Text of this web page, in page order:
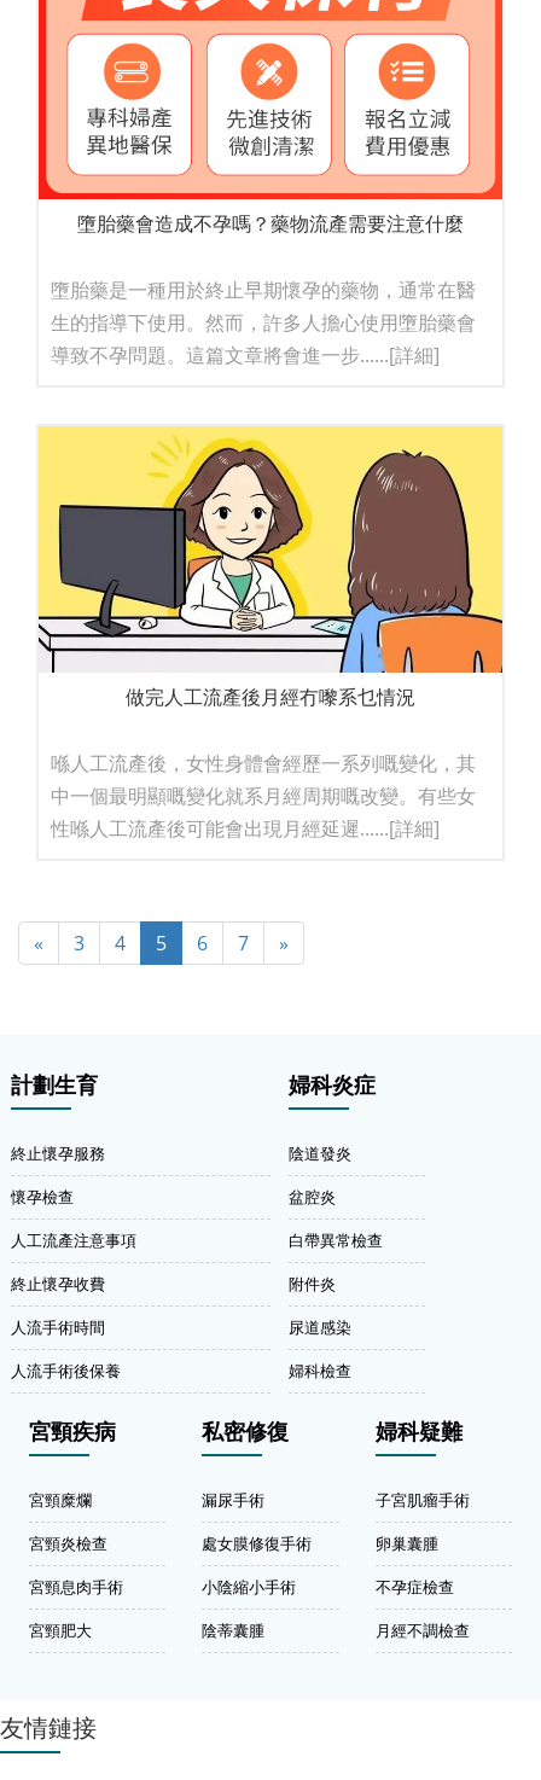
墮胎藥會造成不孕嗎？藥物流產需要注意什麼
墮胎藥是一種用於終止早期懷孕的藥物，通常在醫
生的指導下使用。然而，許多人擔心使用墮胎藥會
導致不孕問題。這篇文章將會進一步......[詳細]
做完人工流產後月經冇嚟系乜情況
喺人工流產後，女性身體會經歷一系列嘅變化，其
中一個最明顯嘅變化就系月經周期嘅改變。有些女
性喺人工流產後可能會出現月經延遲......[詳細]
« 3 4 5 6 7 »
計劃生育
終止懷孕服務
懷孕檢查
人工流產注意事項
終止懷孕收費
人流手術時間
人流手術後保養
婦科炎症
陰道發炎
盆腔炎
白帶異常檢查
附件炎
尿道感染
婦科檢查
宮頸疾病
宮頸糜爛
宮頸炎檢查
宮頸息肉手術
宮頸肥大
私密修復
漏尿手術
處女膜修復手術
小陰縮小手術
陰蒂囊腫
婦科疑難
子宮肌瘤手術
卵巢囊腫
不孕症檢查
月經不調檢查
友情鏈接